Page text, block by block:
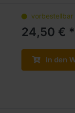
vorbestellbar
24,50 € *
In den